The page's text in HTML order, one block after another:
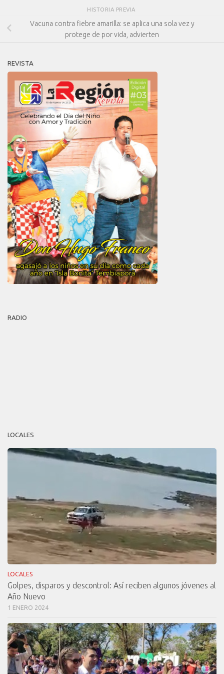
HISTORIA PREVIA
Vacuna contra fiebre amarilla: se aplica una sola vez y
protege de por vida, advierten
REVISTA
RADIO
LOCALES
LOCALES
Golpes, disparos y descontrol: Así reciben algunos jóvenes al
Año Nuevo
1 ENERO 2024